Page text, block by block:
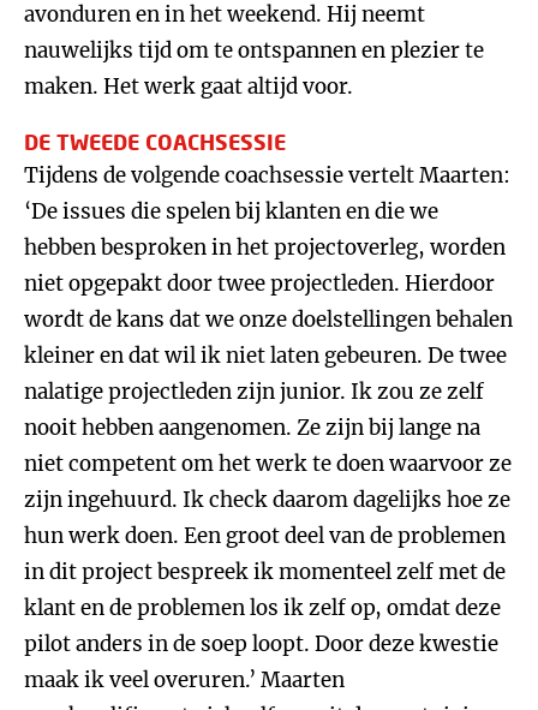
avonduren en in het weekend. Hij neemt
nauwelijks tijd om te ontspannen en plezier te
maken. Het werk gaat altijd voor.
DE TWEEDE COACHSESSIE
Tijdens de volgende coachsessie vertelt Maarten:
‘De issues die spelen bij klanten en die we
hebben besproken in het projectoverleg, worden
niet opgepakt door twee projectleden. Hierdoor
wordt de kans dat we onze doelstellingen behalen
kleiner en dat wil ik niet laten gebeuren. De twee
nalatige projectleden zijn junior. Ik zou ze zelf
nooit hebben aangenomen. Ze zijn bij lange na
niet competent om het werk te doen waarvoor ze
zijn ingehuurd. Ik check daarom dagelijks hoe ze
hun werk doen. Een groot deel van de problemen
in dit project bespreek ik momenteel zelf met de
klant en de problemen los ik zelf op, omdat deze
pilot anders in de soep loopt. Door deze kwestie
maak ik veel overuren.’ Maarten